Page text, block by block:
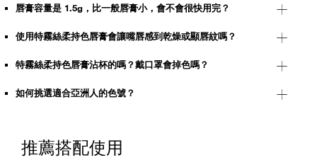
唇膏容量是 1.5g，比一般唇膏小，會不會很快用完？
使用特霧絲柔持色唇膏會讓嘴唇感到乾燥或顯唇紋嗎？
特霧絲柔持色唇膏沾杯的嗎？戴口罩會掉色嗎？
如何挑選適合亞洲人的色號？
推薦搭配使用